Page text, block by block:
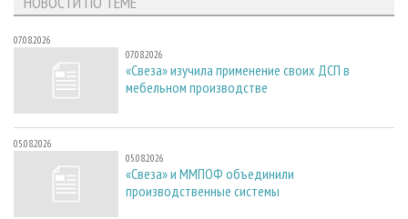
07.08.2026
07.08.2026
«Свеза» изучила применение своих ДСП в
мебельном производстве
05.08.2026
05.08.2026
«Свеза» и ММПОФ объединили
производственные системы